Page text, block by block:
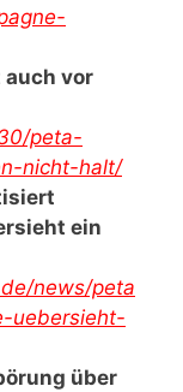
auch vor
peta-
nicht-halt/
ein
news/peta
uebersieht-
über